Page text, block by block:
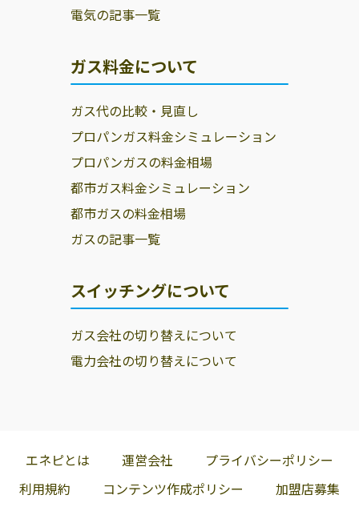
電気の記事一覧
ガス料金について
ガス代の比較・見直し
プロパンガス料金シミュレーション
プロパンガスの料金相場
都市ガス料金シミュレーション
都市ガスの料金相場
ガスの記事一覧
スイッチングについて
ガス会社の切り替えについて
電力会社の切り替えについて
エネピとは 運営会社
プライバシーポリシー
利用規約
コンテンツ作成ポリシー 加盟店募集